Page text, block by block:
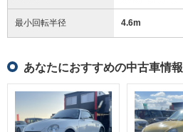
最小回転半径 4.6m
あなたにおすすめの中古車情報